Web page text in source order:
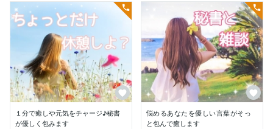
【お仕事の悩み】
・職場でのパワハラ、いじめ、セクハラ
・上司や同僚からの理不尽な対応
・退職や休職を考えている/したいけど勇気が出ない
【お友達、知人関係の悩み】
・ライフステージが変わり距離を感じる
・友達が少ない
・コミュ力を身につけたい
【恋愛、異性関係の悩み】
・性被害に遭った
・パートナーへの不信/不安
１分で癒しや元気をチャージ♪秘書
が優しく包みます
悩めるあなたを優しい言葉がそっ
と包んで癒します